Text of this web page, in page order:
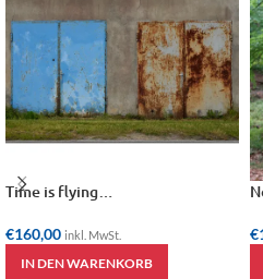
Time is flying…
€160,00 inkl. MwSt.
IN DEN WARENKORB
€